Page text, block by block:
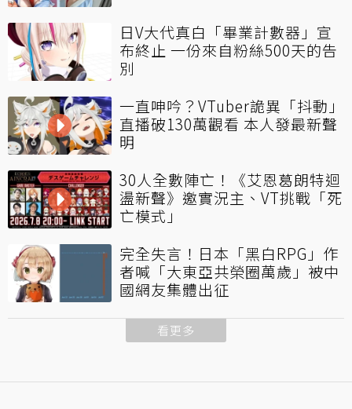
日V大代真白「畢業計數器」宣
布終止 一份來自粉絲500天的告
別
一直呻吟？VTuber詭異「抖動」
直播破130萬觀看 本人發最新聲
明
30人全數陣亡！《艾恩葛朗特迴
盪新聲》邀實況主、VT挑戰「死
亡模式」
完全失言！日本「黑白RPG」作
者喊「大東亞共榮圈萬歲」被中
國網友集體出征
看更多